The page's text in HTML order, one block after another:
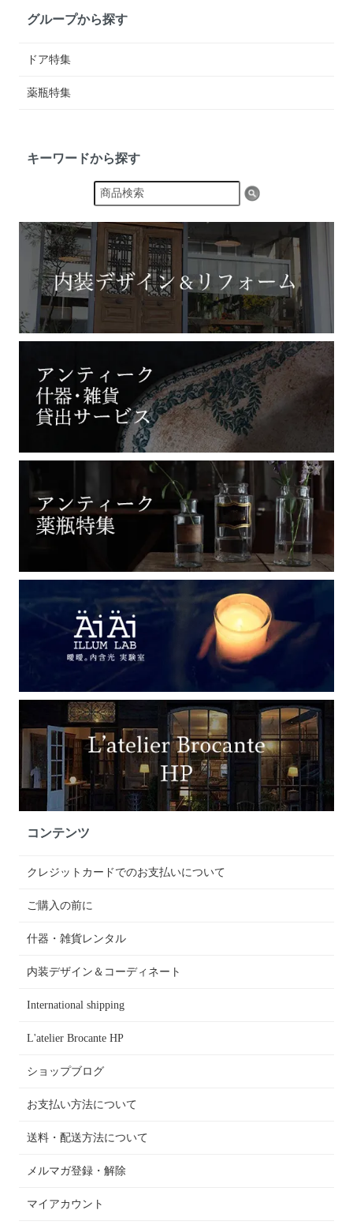
グループから探す
ドア特集
薬瓶特集
キーワードから探す
コンテンツ
クレジットカードでのお支払いについて
ご購入の前に
什器・雑貨レンタル
内装デザイン＆コーディネート
International shipping
L'atelier Brocante HP
ショップブログ
お支払い方法について
送料・配送方法について
メルマガ登録・解除
マイアカウント